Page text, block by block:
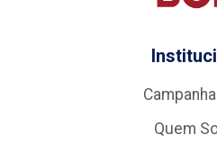
Quem